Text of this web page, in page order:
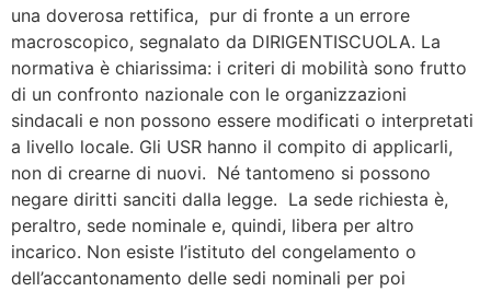
una doverosa rettifica, pur di fronte a un errore
macroscopico, segnalato da DIRIGENTISCUOLA. La
normativa è chiarissima: i criteri di mobilità sono frutto
di un confronto nazionale con le organizzazioni
sindacali e non possono essere modificati o interpretati
a livello locale. Gli USR hanno il compito di applicarli,
non di crearne di nuovi. Né tantomeno si possono
negare diritti sanciti dalla legge. La sede richiesta è,
peraltro, sede nominale e, quindi, libera per altro
incarico. Non esiste l’istituto del congelamento o
dell’accantonamento delle sedi nominali per poi